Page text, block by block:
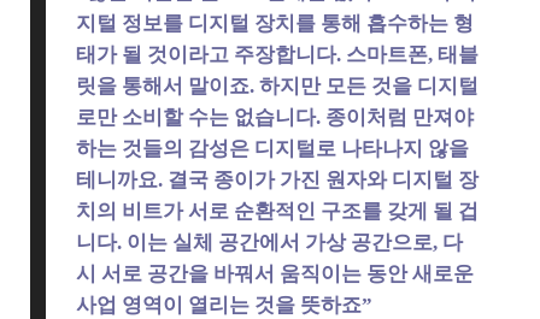
지털 정보를 디지털 장치를 통해 흡수하는 형
태가 될 것이라고 주장합니다. 스마트폰, 태블
릿을 통해서 말이죠. 하지만 모든 것을 디지털
로만 소비할 수는 없습니다. 종이처럼 만져야
하는 것들의 감성은 디지털로 나타나지 않을
테니까요. 결국 종이가 가진 원자와 디지털 장
치의 비트가 서로 순환적인 구조를 갖게 될 겁
니다. 이는 실체 공간에서 가상 공간으로, 다
시 서로 공간을 바꿔서 움직이는 동안 새로운
사업 영역이 열리는 것을 뜻하죠”